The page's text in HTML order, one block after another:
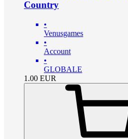
Country
•
Venusgames
•
Account
•
GLOBALE
1.00 EUR